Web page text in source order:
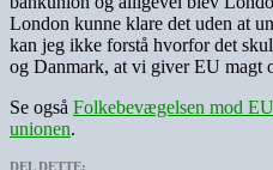
London kunne klare det uden at
kan jeg ikke forstå hvorfor det
og Danmark, at vi giver EU magt
Se også Folkebevægelsen mod
unionen.
DEL DETTE: